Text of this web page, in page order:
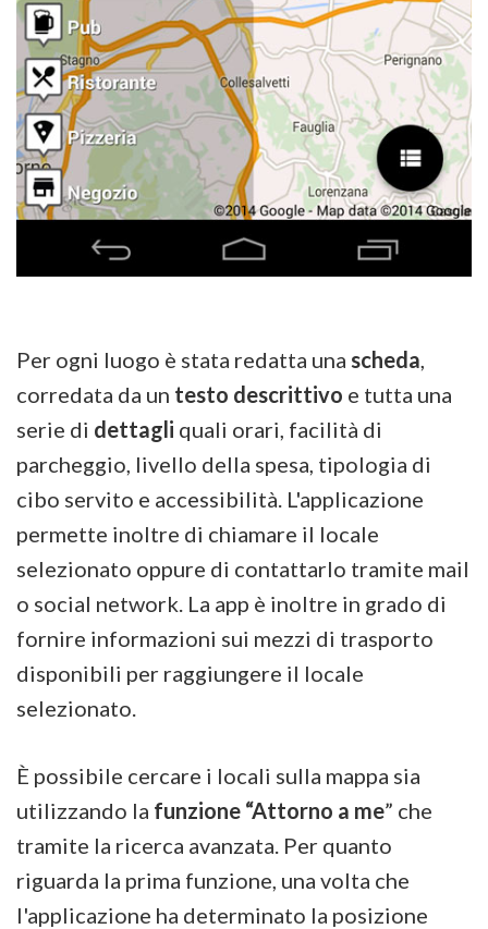
Per ogni luogo è stata redatta una scheda,
corredata da un testo descrittivo e tutta una
serie di dettagli quali orari, facilità di
parcheggio, livello della spesa, tipologia di
cibo servito e accessibilità. L'applicazione
permette inoltre di chiamare il locale
selezionato oppure di contattarlo tramite mail
o social network. La app è inoltre in grado di
fornire informazioni sui mezzi di trasporto
disponibili per raggiungere il locale
selezionato.
È possibile cercare i locali sulla mappa sia
utilizzando la funzione “Attorno a me” che
tramite la ricerca avanzata. Per quanto
riguarda la prima funzione, una volta che
l'applicazione ha determinato la posizione